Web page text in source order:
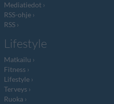
Mediatiedot
RSS-ohje
RSS
Lifestyle
Matkailu
Fitness
Lifestyle
Terveys
Ruoka